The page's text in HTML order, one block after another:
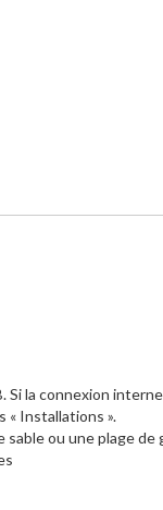
Si la connexion
« Installations ».
ou une plage de